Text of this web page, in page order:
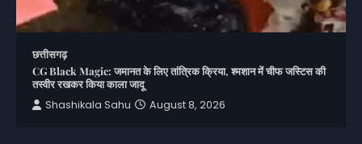
छत्तीसगढ़
CG Black Magic: जमानत के लिए तांत्रिक क्रिया, श्मशान में चीफ जस्टिस की
तस्वीर रखकर किया काला जादू
Shashikala Sahu
August 8, 2026